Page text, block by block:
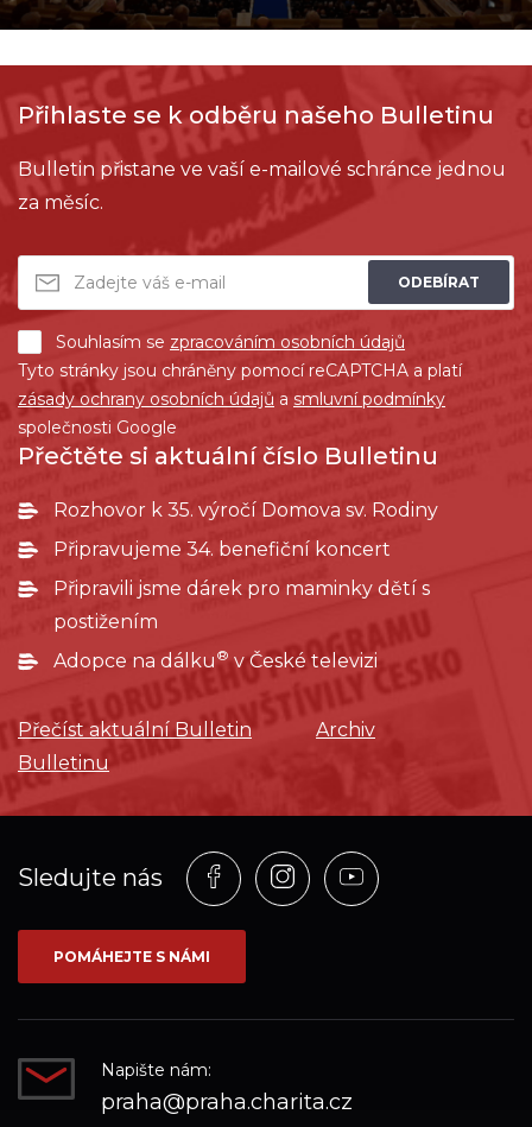
Přihlaste se k odběru našeho Bulletinu
Bulletin přistane ve vaší e-mailové schránce jednou
za měsíc.
ODEBÍRAT
Souhlasím se zpracováním osobních údajů
Tyto stránky jsou chráněny pomocí reCAPTCHA a platí
zásady ochrany osobních údajů a smluvní podmínky
společnosti Google
Přečtěte si aktuální číslo Bulletinu
Rozhovor k 35. výročí Domova sv. Rodiny
Připravujeme 34. benefiční koncert
Připravili jsme dárek pro maminky dětí s
postižením
Adopce na dálku ®v České televizi
Přečíst aktuální Bulletin
Archiv
Bulletinu
Sledujte nás
Profil
na
síti_Facebook
Profil
na
Profil
na
POMÁHEJTE S NÁMI
Napište nám:
praha@praha.charita.cz